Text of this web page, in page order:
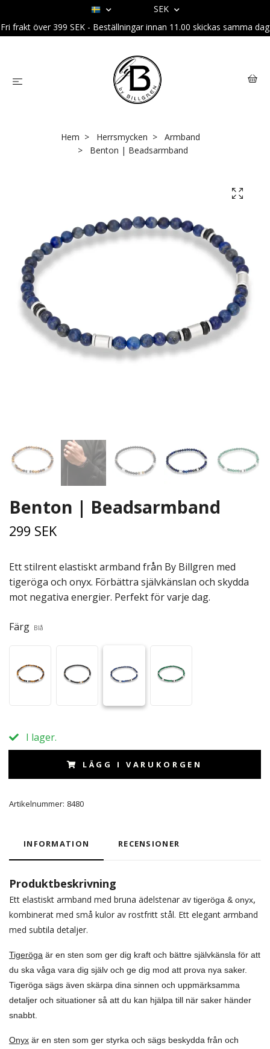
SEK
Fri frakt över 399 SEK - Beställningar innan 11.00 skickas samma dag
Hem Herrsmycken
Armband
Benton | Beadsarmband
Benton | Beadsarmband
299 SEK
Ett stilrent elastiskt armband från By Billgren med
tigeröga och onyx. Förbättra självkänslan och skydda
mot negativa energier. Perfekt för varje dag.
Färg Blå
I lager.
LÄGG I VARUKORGEN
Artikelnummer: 8480
INFORMATION RECENSIONER
Produktbeskrivning
Ett elastiskt armband med bruna ädelstenar av tigeröga & onyx,
kombinerat med små kulor av rostfritt stål. Ett elegant armband
med subtila detaljer.
Tigeröga är en sten som ger dig kraft och bättre självkänsla för att
du ska våga vara dig själv och ge dig mod att prova nya saker.
Tigeröga sägs även skärpa dina sinnen och uppmärksamma
detaljer och situationer så att du kan hjälpa till när saker händer
snabbt.
Onyx är en sten som ger styrka och sägs beskydda från och